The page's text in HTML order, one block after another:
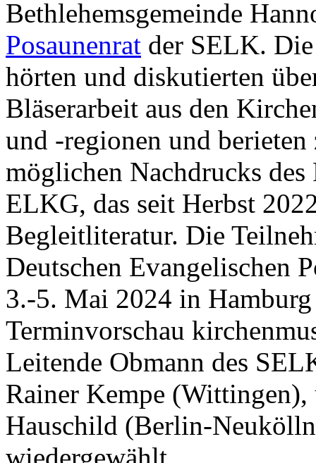
Bethlehemsgemeinde
Posaunenrat der SELK.
hörten und diskutierten
Bläserarbeit aus den
und -regionen und
möglichen Nachdrucks des
ELKG, das seit Herbst
Begleitliteratur. Die
Deutschen Evangelischen
3.-5. Mai 2024 in
Terminvorschau
Leitende Obmann des
Rainer Kempe (Wittingen),
Hauschild (Berlin-